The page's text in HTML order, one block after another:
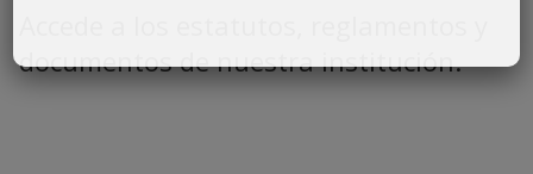
documentos de nuestra institución.